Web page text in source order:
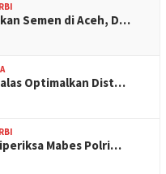
Semen di Aceh, D…
Optimalkan Dist…
Mabes Polri…